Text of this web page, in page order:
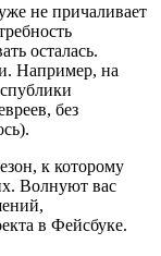
не причаливает
осталась.
Например, на
без
к которому
Волнуют вас
в Фейсбуке.